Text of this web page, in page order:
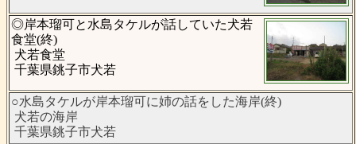
◎岸本瑠可と水島タケルが話していた犬若
食堂(終)
犬若食堂
千葉県銚子市犬若
○水島タケルが岸本瑠可に姉の話をした海岸(終)
犬若の海岸
千葉県銚子市犬若